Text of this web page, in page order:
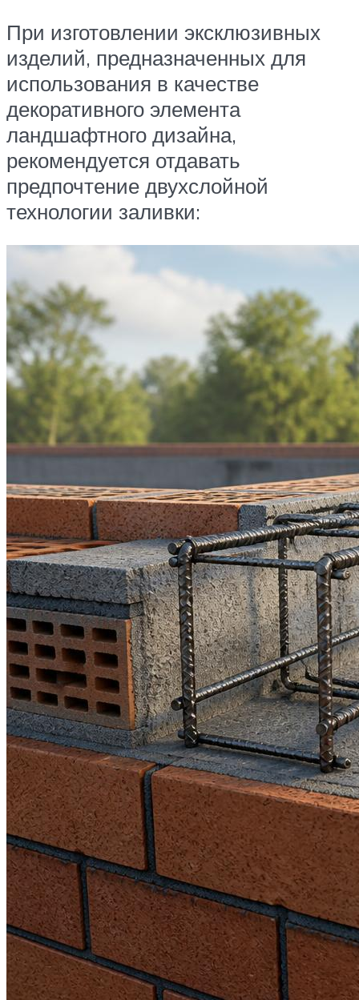
При изготовлении эксклюзивных
изделий, предназначенных для
использования в качестве
декоративного элемента
ландшафтного дизайна,
рекомендуется отдавать
предпочтение двухслойной
технологии заливки: